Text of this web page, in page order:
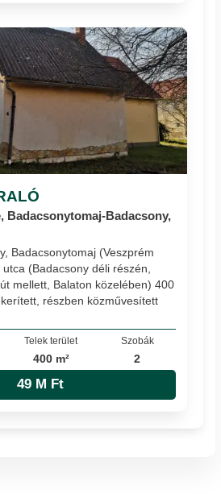
Badacsonytomaj-Badacsony,
Badacsonytomaj (Veszprém
(Badacsony déli részén,
mellett, Balaton közelében) 400
részben közművesített
Telek terület
400 m²
Szobák
2
49 M Ft